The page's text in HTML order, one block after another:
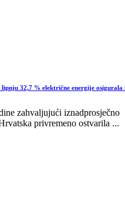
32,7 % električne energije osigurala
zahvaljujući iznadprosječno
privremeno ostvarila ...